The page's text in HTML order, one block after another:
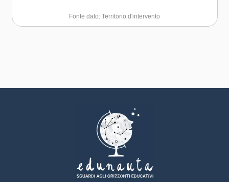
Fonte dato: Territorio d'intervento